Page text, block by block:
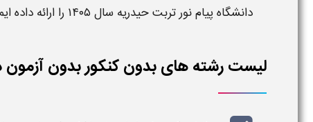
دانشگاه پیام نور تربت حیدریه سال ۱۴۰۵ را ارائه داده
لیست رشته های بدون کنکور بدون آزمون